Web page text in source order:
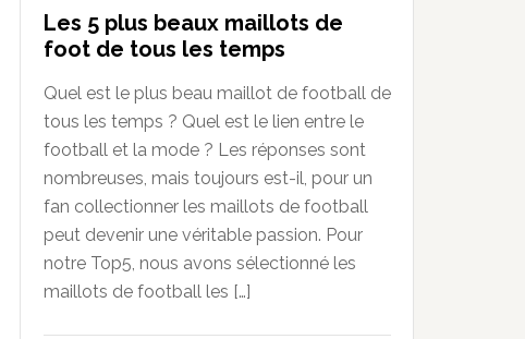
Les 5 plus beaux maillots de
foot de tous les temps
Quel est le plus beau maillot de football de
tous les temps ? Quel est le lien entre le
football et la mode ? Les réponses sont
nombreuses, mais toujours est-il, pour un
fan collectionner les maillots de football
peut devenir une véritable passion. Pour
notre Top5, nous avons sélectionné les
maillots de football les […]